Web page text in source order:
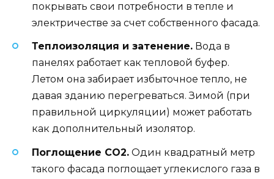
покрывать свои потребности в тепле и
электричестве за счет собственного фасада.
Теплоизоляция и затенение. Вода в
панелях работает как тепловой буфер.
Летом она забирает избыточное тепло, не
давая зданию перегреваться. Зимой (при
правильной циркуляции) может работать
как дополнительный изолятор.
Поглощение CO2. Один квадратный метр
такого фасада поглощает углекислого газа в